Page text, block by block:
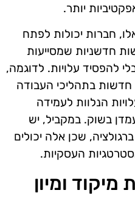
יותר.
חברות יכולות לפתח
חדשניות שמסייעות
להפסיד עלויות. לדוגמה,
חדשות בתהליכי העבודה
הנלוות לעמידה
בשוק. במקביל, יש
שכן אלה יכולים
העסקיות.
ומיון